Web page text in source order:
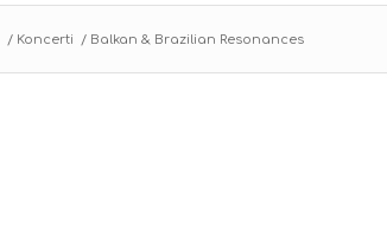
/ Koncerti / Balkan & Brazilian Resonances